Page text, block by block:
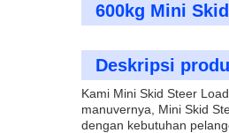
600kg Mini
Deskripsi
Kami Mini Skid Steer
manuvernya, Mini Skid
dengan kebutuhan